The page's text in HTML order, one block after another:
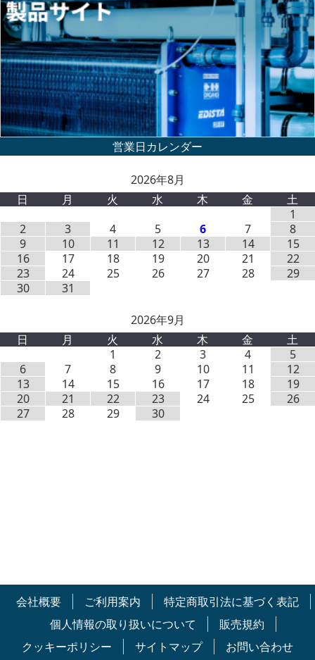
2026年8月
日
月 火 水 木 金
土
1
2
3 4 5 6 7
8
9
10 11 12 13 14
15
16
17 18 19 20 21
22
23
24 25 26 27 28
29
30
31
2026年9月
日
月 火 水 木 金
土
1
2 3 4
5
6
7 8 9 10 11
12
13
14 15 16 17 18
19
20
21 22 23 24 25
26
27
28 29 30
会社概要 ご利用案内
特定商取引法に基づく表記
個人情報の取り扱いについて
販売規約
クッキーポリシー
サイトマップ お問い合わせ